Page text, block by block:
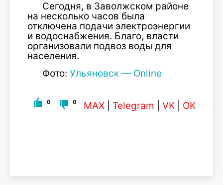
Сегодня, в Заволжском районе
на несколько часов была
отключена подачи электроэнергии
и водоснабжения. Благо, власти
организовали подвоз воды для
населения.
Фото: Ульяновск — Online
0 0 MAX Telegram VK OK